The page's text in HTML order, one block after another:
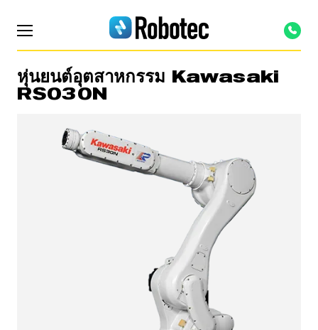
หุ่นยนต์อุตสาหกรรม Kawasaki
RS030N